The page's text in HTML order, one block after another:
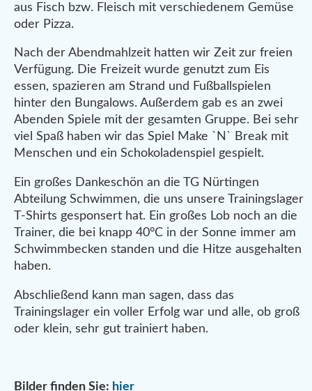
aus Fisch bzw. Fleisch mit verschiedenem Gemüse
oder Pizza.
Nach der Abendmahlzeit hatten wir Zeit zur freien
Verfügung. Die Freizeit wurde genutzt zum Eis
essen, spazieren am Strand und Fußballspielen
hinter den Bungalows. Außerdem gab es an zwei
Abenden Spiele mit der gesamten Gruppe. Bei sehr
viel Spaß haben wir das Spiel Make `N` Break mit
Menschen und ein Schokoladenspiel gespielt.
Ein großes Dankeschön an die TG Nürtingen
Abteilung Schwimmen, die uns unsere Trainingslager
T-Shirts gesponsert hat. Ein großes Lob noch an die
Trainer, die bei knapp 40°C in der Sonne immer am
Schwimmbecken standen und die Hitze ausgehalten
haben.
Abschließend kann man sagen, dass das
Trainingslager ein voller Erfolg war und alle, ob groß
oder klein, sehr gut trainiert haben.
Bilder finden Sie: hier